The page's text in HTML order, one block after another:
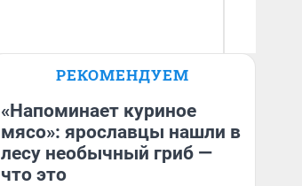
Блогер, предприниматель,
бизнесе
РЕКОМЕНДУЕМ
«Напоминает куриное
мясо»: ярославцы нашли в
лесу необычный гриб —
что это